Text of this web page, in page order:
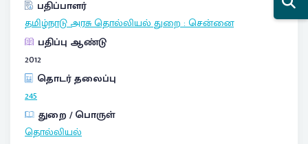
பதிப்பாளர்
தமிழ்நாடு அரசு தொல்லியல் துறை:சென்னை
பதிப்பு ஆண்டு
2012
தொடர் தலைப்பு
245
துறை / பொருள்
தொல்லியல்